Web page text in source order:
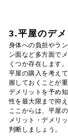
3.平屋のデ
身体への負担やラ
ン面など多方面で
くつか存在します。
平屋の購入を考え
握しておくことが重
デメリットを予め
性を最大限まで抑
ここからは、平屋
メリット・デメリ
判断しましょう。